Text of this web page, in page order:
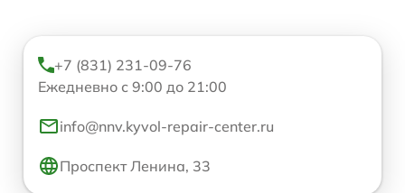
+7 (831) 231-09-76
Ежедневно с 9:00 до 21:00
info@nnv.kyvol-repair-center.ru
Проспект Ленина, 33